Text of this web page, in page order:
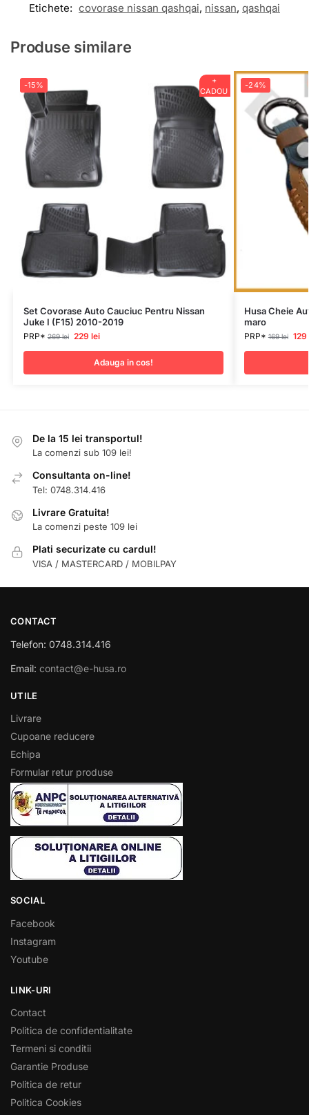
Etichete: covorase nissan qashqai, nissan, qashqai
Produse similare
+
CADOU
-15%
Set Covorase Auto Cauciuc Pentru Nissan
Juke I (F15) 2010-2019
PRP*269lei 229 lei
Adauga in cos!
-24%
Husa Cheie
maro
PRP*169lei 129
De la 15 lei transportul!
La comenzi sub 109 lei!
Consultanta on-line!
Tel: 0748.314.416
Livrare Gratuita!
La comenzi peste 109 lei
Plati securizate cu cardul!
VISA / MASTERCARD / MOBILPAY
CONTACT
Telefon: 0748.314.416
Email: contact@e-husa.ro
UTILE
Livrare
Cupoane reducere
Echipa
Formular retur produse
SOCIAL
Facebook
Instagram
Youtube
LINK-URI
Contact
Politica de confidentialitate
Termeni si conditii
Garantie Produse
Politica de retur
Politica Cookies